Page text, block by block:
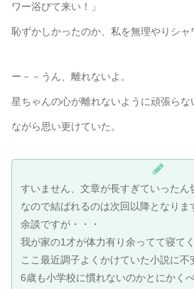
ワー浴びて来い！」
恥ずかしかったのか、私を無理やりシャ
ー－－うん、離れないよ。
星ちゃんの心が離れないように頑張ら
ながら思い更けていた。
すいません、文章が長すぎていったん
なので結ばれるのは次回以降となりま
余談ですが・・・
我が家の1才が体力有り余ってて寝て
ここ最近調子よくかけていた小説に不
6歳も小学校に慣れないのかとにかく